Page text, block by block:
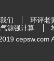
们 环评老
源强计算
cepsw.com